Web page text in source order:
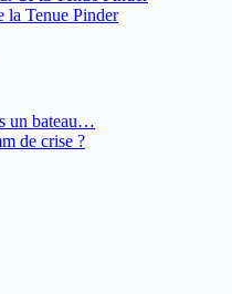
la Tenue Pinder
un bateau…
de crise ?